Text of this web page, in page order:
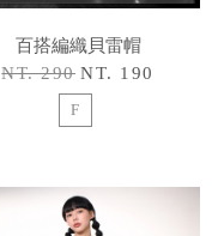
百搭編織貝雷帽
NT. 290 NT. 190
F